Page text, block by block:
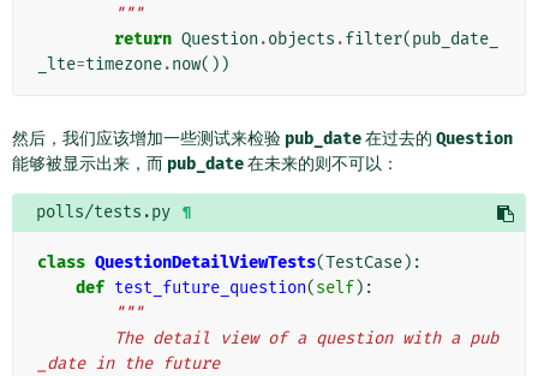
        """
return Question .objects .filter(pub_date_
_lte=timezone.now())
然后，我们应该增加一些测试来检验 pub_date在过去的 Question
能够被显示出来，而 pub_date在未来的则不可以：
polls/tests.py ¶
class QuestionDetailViewTests(TestCase):
def test_future_question(self):
"""
_date in the future